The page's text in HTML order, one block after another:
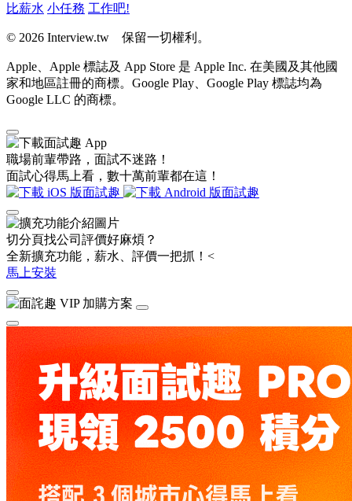
比薪水 小任務 工作吧!
© 2026 Interview.tw 保留一切權利。
Apple、Apple 標誌及 App Store 是 Apple Inc. 在美國及其他國
家和地區註冊的商標。Google Play、Google Play 標誌均為
Google LLC 的商標。
職場前輩帶路，面試不迷路！
面試心得馬上看，數十萬前輩都在這！
切分頁找公司評價好麻煩？
全新擴充功能，薪水、評價一把抓！<
馬上安裝